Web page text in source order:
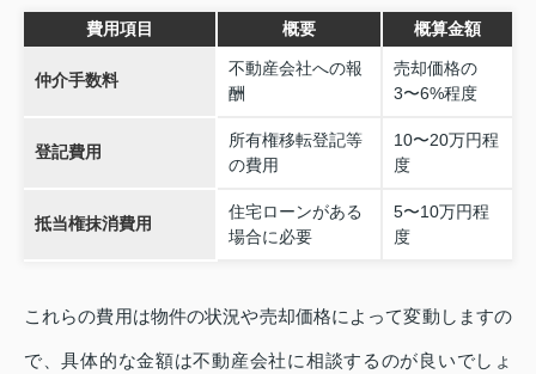
費用項目 概要 概算金額
仲介手数料
不動産会社への報
酬
売却価格の
3〜6%程度
登記費用
所有権移転登記等
の費用
10〜20万円程
度
抵当権抹消費用
住宅ローンがある
場合に必要
5〜10万円程
度
これらの費用は物件の状況や売却価格によって変動しますの
で、具体的な金額は不動産会社に相談するのが良いでしょ